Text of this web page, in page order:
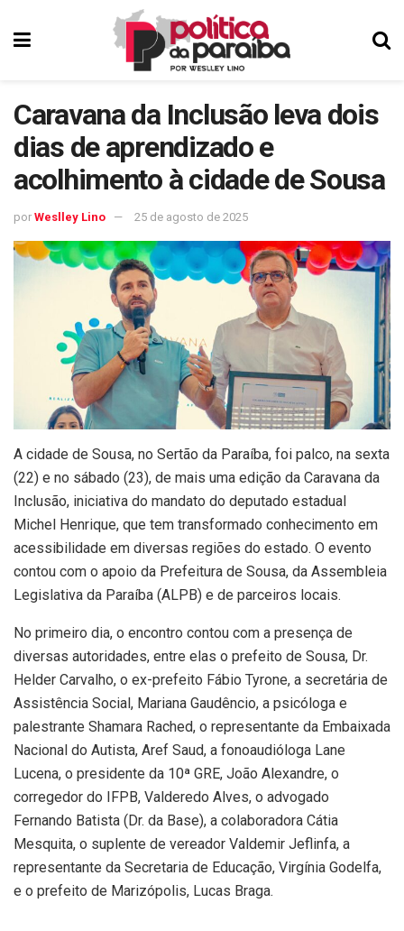
Caravana da Inclusão leva dois
dias de aprendizado e
acolhimento à cidade de Sousa
por Weslley Lino 25 de agosto de 2025
A cidade de Sousa, no Sertão da Paraíba, foi palco, na sexta
(22) e no sábado (23), de mais uma edição da Caravana da
Inclusão, iniciativa do mandato do deputado estadual
Michel Henrique, que tem transformado conhecimento em
acessibilidade em diversas regiões do estado. O evento
contou com o apoio da Prefeitura de Sousa, da Assembleia
Legislativa da Paraíba (ALPB) e de parceiros locais.
No primeiro dia, o encontro contou com a presença de
diversas autoridades, entre elas o prefeito de Sousa, Dr.
Helder Carvalho, o ex-prefeito Fábio Tyrone, a secretária de
Assistência Social, Mariana Gaudêncio, a psicóloga e
palestrante Shamara Rached, o representante da Embaixada
Nacional do Autista, Aref Saud, a fonoaudióloga Lane
Lucena, o presidente da 10ª GRE, João Alexandre, o
corregedor do IFPB, Valderedo Alves, o advogado
Fernando Batista (Dr. da Base), a colaboradora Cátia
Mesquita, o suplente de vereador Valdemir Jeflinfa, a
representante da Secretaria de Educação, Virgínia Godelfa,
e o prefeito de Marizópolis, Lucas Braga.